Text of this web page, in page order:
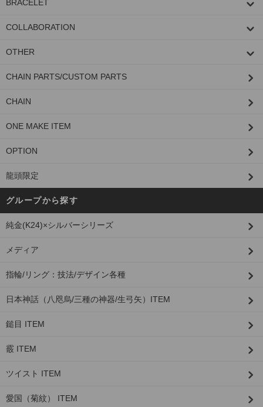
BRACELET
COLLABORATION
OTHER
CHAIN PARTS/CUSTOM PARTS
CHAIN
ONE MAKE ITEM
OPTION
龍頭限定
グループから探す
純金(K24)×シルバーシリーズ
メディア
指輪/リング：技法/デザイン各種
日本神話（八咫烏/三種の神器/生弓矢）ITEM
鎚目 ITEM
霰 ITEM
ツイスト ITEM
愛国（菊紋） ITEM